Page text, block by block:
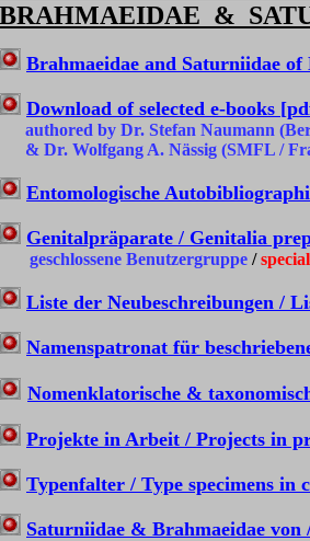
BRAHMAEIDAE &
Brahmaeidae and Saturniidae of
Download of selected e-books
authored by Dr. Stefan Naumann
& Dr. Wolfgang A. Nässig (SMFL /
Entomologische
Genitalpräparate / Genitalia
geschlossene Benutzergruppe /
Liste der Neubeschreibungen /
Namenspatronat für
Nomenklatorische &
Projekte in Arbeit / Projects in
Typenfalter / Type specimens in
Saturniidae & Brahmaeidae von